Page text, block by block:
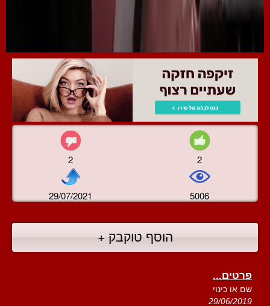
2 2
29/07/2021 5006
הוסף טוקבק +
פרטים...
שם או כינוי
29/06/2019